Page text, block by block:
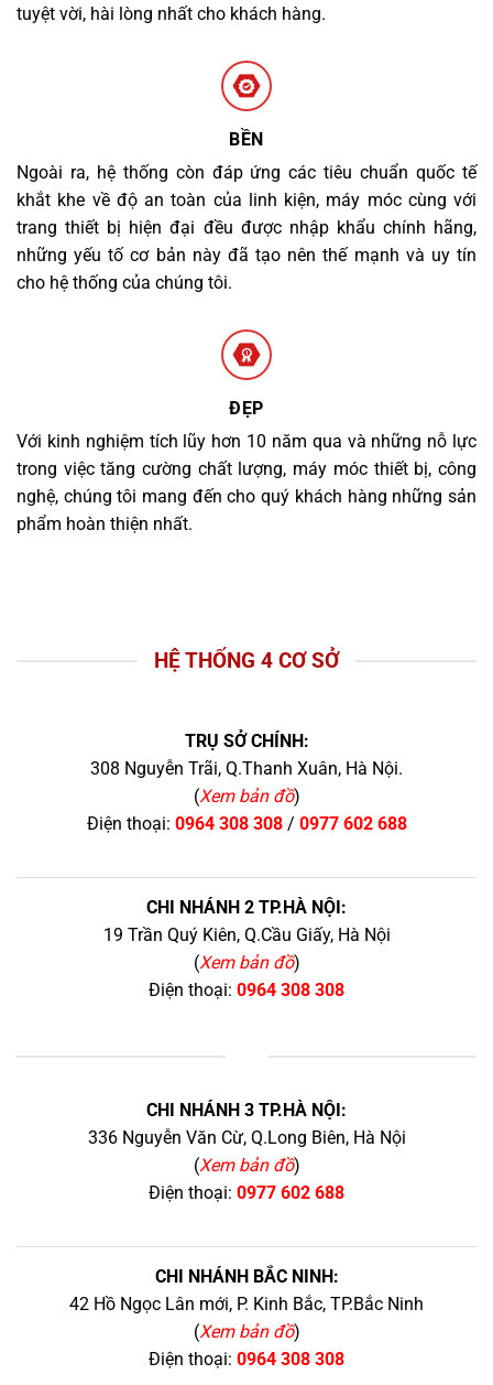
tuyệt vời, hài lòng nhất cho khách hàng.
BỀN
Ngoài ra, hệ thống còn đáp ứng các tiêu chuẩn quốc tế
khắt khe về độ an toàn của linh kiện, máy móc cùng với
trang thiết bị hiện đại đều được nhập khẩu chính hãng,
những yếu tố cơ bản này đã tạo nên thế mạnh và uy tín
cho hệ thống của chúng tôi.
ĐẸP
Với kinh nghiệm tích lũy hơn 10 năm qua và những nỗ lực
trong việc tăng cường chất lượng, máy móc thiết bị, công
nghệ, chúng tôi mang đến cho quý khách hàng những sản
phẩm hoàn thiện nhất.
HỆ THỐNG 4 CƠ SỞ
TRỤ SỞ CHÍNH:
308 Nguyễn Trãi, Q.Thanh Xuân, Hà Nội.
(Xem bản đồ)
Điện thoại: 0964 308 308/ 0977 602 688
CHI NHÁNH 2 TP.HÀ NỘI:
19 Trần Quý Kiên, Q.Cầu Giấy, Hà Nội
(Xem bản đồ)
Điện thoại: 0964 308 308
CHI NHÁNH 3 TP.HÀ NỘI:
336 Nguyễn Văn Cừ, Q.Long Biên, Hà Nội
(Xem bản đồ)
Điện thoại: 0977 602 688
CHI NHÁNH BẮC NINH:
42 Hồ Ngọc Lân mới, P. Kinh Bắc, TP.Bắc Ninh
(Xem bản đồ)
Điện thoại: 0964 308 308